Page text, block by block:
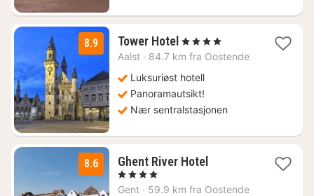
8.9 Tower Hotel 1
natt
1100
kr.
, 4 Stjerner
Aalst · 84.7 km fra Oostende
Luksuriøst hotell
Panoramautsikt!
Nær sentralstasjonen
8.6 Ghent River Hotel1
fra
, 4 Stjerner
Gent · 59.9 km fra Oostende